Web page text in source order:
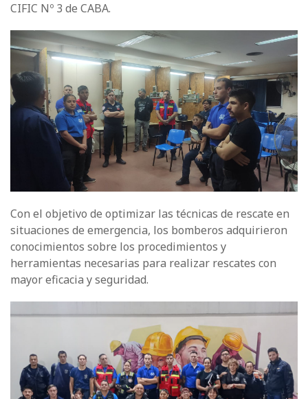
CIFIC Nº 3 de CABA.
Con el objetivo de optimizar las técnicas de rescate en
situaciones de emergencia, los bomberos adquirieron
conocimientos sobre los procedimientos y
herramientas necesarias para realizar rescates con
mayor eficacia y seguridad.